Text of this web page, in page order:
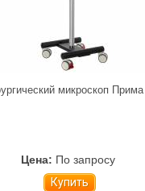
микроскоп
Цена: По запросу
Купить